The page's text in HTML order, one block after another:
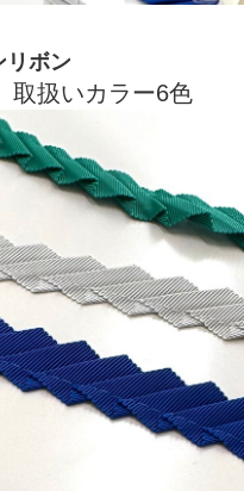
リボン
扱いカラー6色